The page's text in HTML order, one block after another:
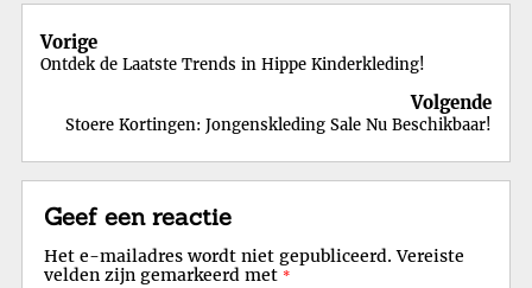
Berichtnavigatie
Vorige
Ontdek de Laatste Trends in Hippe Kinderkleding!
Volgende
Stoere Kortingen: Jongenskleding Sale Nu Beschikbaar!
Geef een reactie
Het e-mailadres wordt niet gepubliceerd. Vereiste
velden zijn gemarkeerd met *